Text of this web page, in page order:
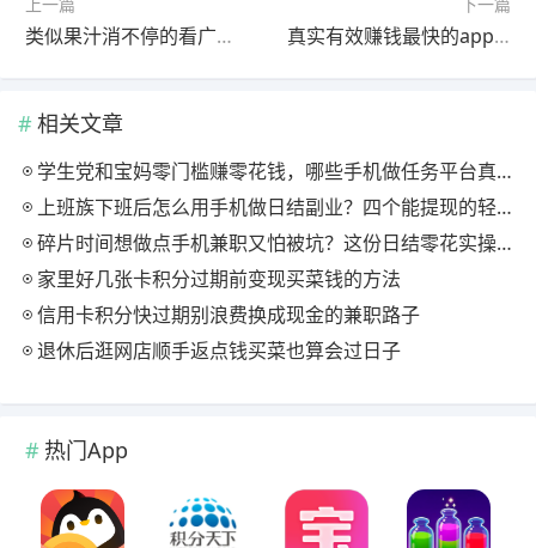
类似果汁消不停的看广告赚钱app有哪些？这两个软件都是差不多的 真实有效赚钱最快的app有哪些？这四款软件都赚钱超快
相关文章
学生党和宝妈零门槛赚零花钱，哪些手机做任务平台真正给到账
上班族下班后怎么用手机做日结副业？四个能提现的轻任务入口实测
碎片时间想做点手机兼职又怕被坑？这份日结零花实操思路值得收藏
家里好几张卡积分过期前变现买菜钱的方法
信用卡积分快过期别浪费换成现金的兼职路子
退休后逛网店顺手返点钱买菜也算会过日子
热门App